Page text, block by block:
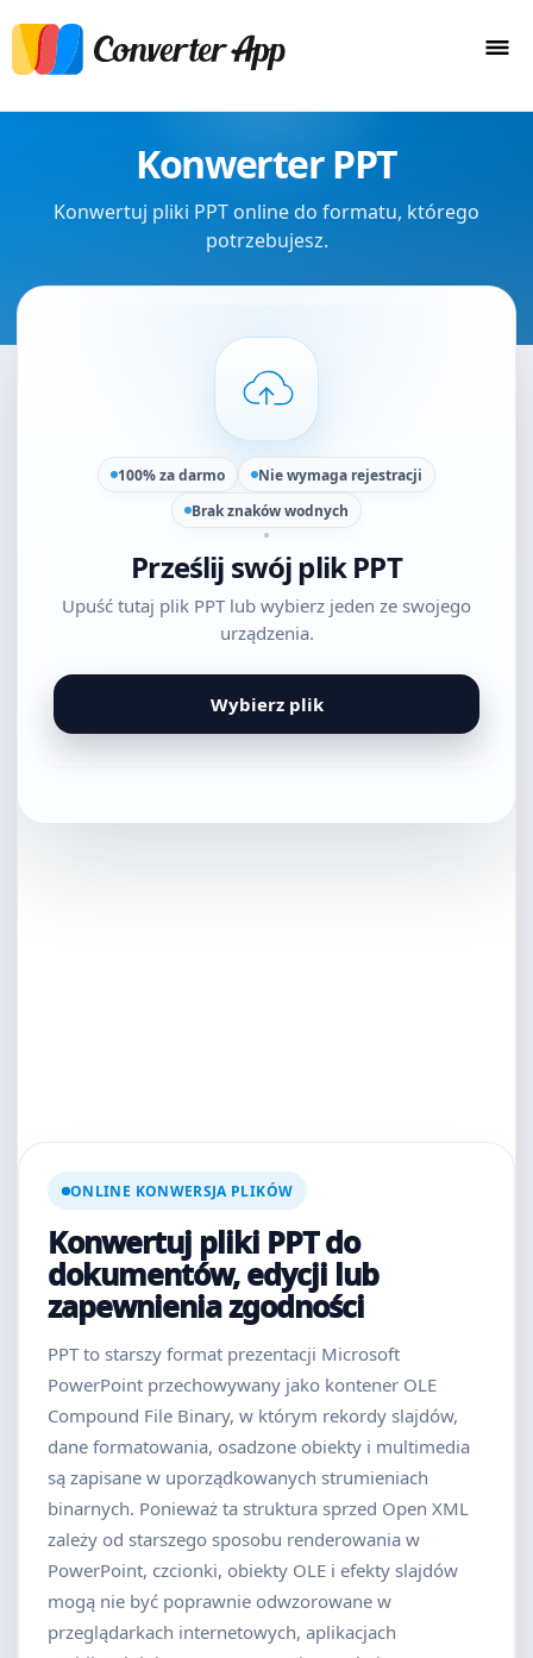
Konwerter PPT
Konwertuj pliki PPT online do formatu, którego
potrzebujesz.
100% za darmo
Nie wymaga rejestracji
Brak znaków wodnych
Prześlij swój plik PPT
Upuść tutaj plik PPT lub wybierz jeden ze swojego
urządzenia.
Wybierz plik
ONLINE KONWERSJA PLIKÓW
Konwertuj pliki PPT do
dokumentów, edycji lub
zapewnienia zgodności
PPT to starszy format prezentacji Microsoft
PowerPoint przechowywany jako kontener OLE
Compound File Binary, w którym rekordy slajdów,
dane formatowania, osadzone obiekty i multimedia
są zapisane w uporządkowanych strumieniach
binarnych. Ponieważ ta struktura sprzed Open XML
zależy od starszego sposobu renderowania w
PowerPoint, czcionki, obiekty OLE i efekty slajdów
mogą nie być poprawnie odwzorowane w
przeglądarkach internetowych, aplikacjach